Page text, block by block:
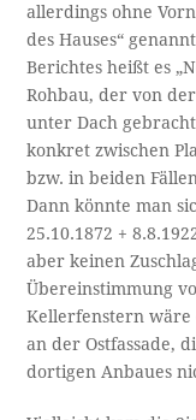
allerdings ohne
des Hauses“
Berichtes heißt es
Rohbau, der von
unter Dach
konkret zwischen
bzw. in beiden
Dann könnte man
25.10.1872 +
aber keinen
Übereinstimmung
Kellerfenstern
an der Ostfassade,
dortigen Anbaues